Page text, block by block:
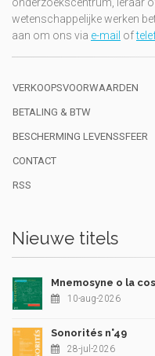
wetenschappelijke werken
aan om ons via e-mail of
VERKOOPSVOORWAARDEN
BETALING & BTW
BESCHERMING LEVENSSFEER
CONTACT
RSS
Nieuwe titels
Mnemosyne o la
10-aug-2026
Sonorités n°49
28-jul-2026